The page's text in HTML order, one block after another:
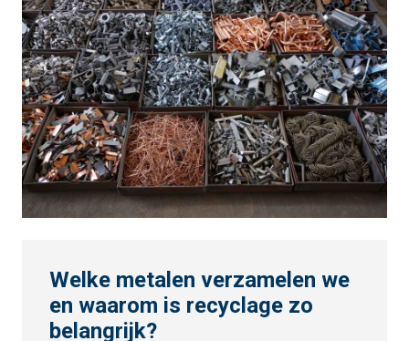
Welke metalen verzamelen we
en waarom is recyclage zo
belangrijk?